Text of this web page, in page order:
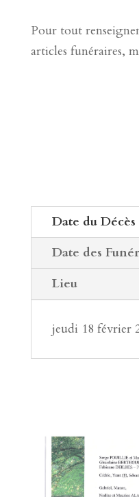
Pour tout
articles funéraires,
Date du Décès
Date des
Lieu
jeudi 18 février